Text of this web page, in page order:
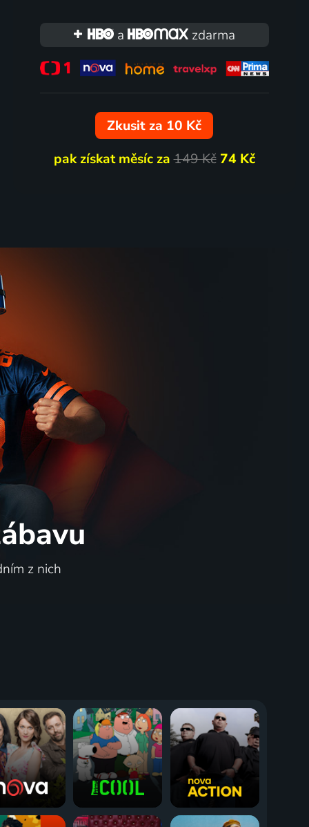
a zdarma
Zkusit za 10 Kč
pak získat měsíc za149 Kč 74 Kč
z nich